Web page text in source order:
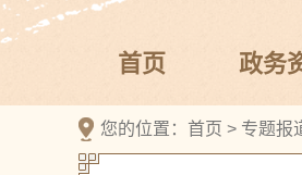
首页 政务
您的位置： 首页 > 专题报